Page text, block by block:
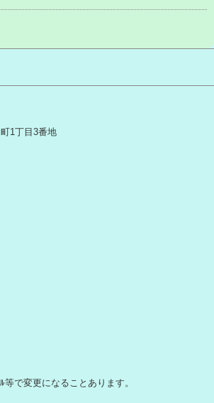
1丁目3番地
等で変更になることあります。